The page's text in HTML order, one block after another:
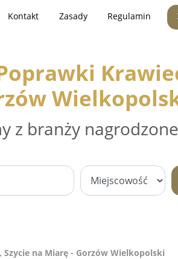
Kontakt Zasady Regulamin
z branży
na Miarę - Gorzów Wielkopolski